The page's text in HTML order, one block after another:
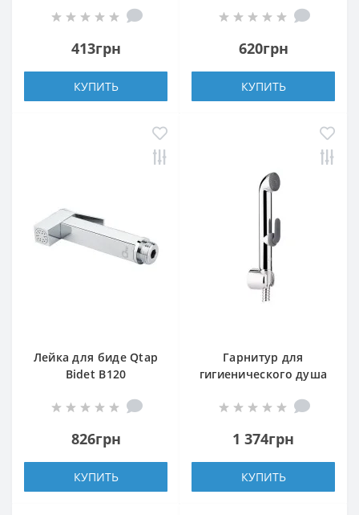
413грн
КУПИТЬ
620грн
КУПИТЬ
Лейка для биде Qtap
Bidet B120
826грн
КУПИТЬ
Гарнитур для
гигиенического душа
1 374грн
КУПИТЬ